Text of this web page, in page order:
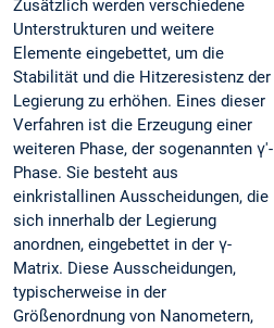
Zusätzlich werden verschiedene
Unterstrukturen und weitere
Elemente eingebettet, um die
Stabilität und die Hitzeresistenz der
Legierung zu erhöhen. Eines dieser
Verfahren ist die Erzeugung einer
weiteren Phase, der sogenannten γ'-
Phase. Sie besteht aus
einkristallinen Ausscheidungen, die
sich innerhalb der Legierung
anordnen, eingebettet in der γ-
Matrix. Diese Ausscheidungen,
typischerweise in der
Größenordnung von Nanometern,